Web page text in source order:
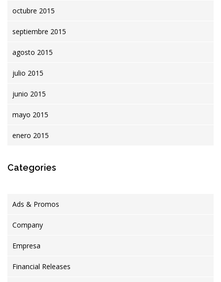
octubre 2015
septiembre 2015
agosto 2015
julio 2015
junio 2015
mayo 2015
enero 2015
Categories
Ads & Promos
Company
Empresa
Financial Releases